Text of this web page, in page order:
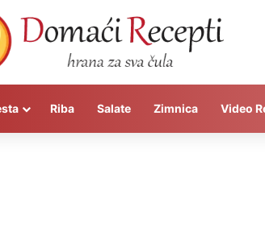
Riba Salate Zimnica Video